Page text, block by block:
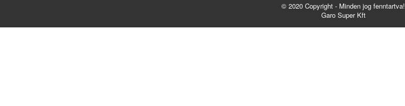
© 2020 Copyright - Minden jog fenntartva!
Garo Super Kft